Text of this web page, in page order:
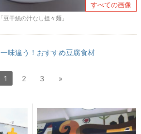
すべての画像
「豆干絲の汁なし担々麺」
一味違う！おすすめ豆腐食材
1 2 3 »